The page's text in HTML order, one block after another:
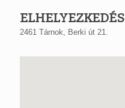
ELHELYEZKEDÉS
2461 Tárnok, Berki út 21.